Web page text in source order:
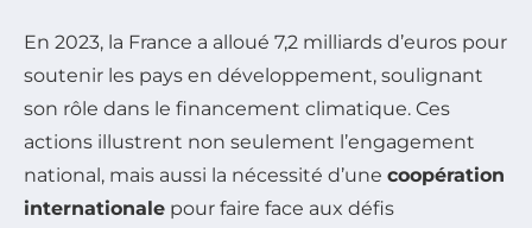
En 2023, la France a alloué 7,2 milliards d’euros pour
soutenir les pays en développement, soulignant
son rôle dans le financement climatique. Ces
actions illustrent non seulement l’engagement
national, mais aussi la nécessité d’une coopération
internationale pour faire face aux défis